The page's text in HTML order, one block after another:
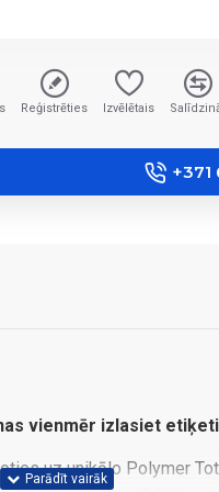
Reģistrēties Izvēlētais
+371
vienmēr izlasiet
uz unikālo Polymer